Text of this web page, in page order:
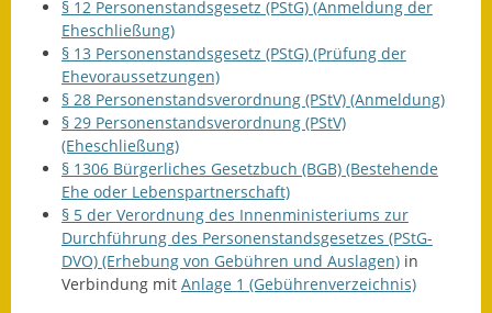
Flächennutzungsplan
Gerätehütten
Gutachterausschuss
Landessanierungsprogramm
§ 12 Personenstandsgesetz (PStG) (Anmeldung der
Eheschließung)
§ 13 Personenstandsgesetz (PStG) (Prüfung der
Ehevoraussetzungen)
§ 28 Personenstandsverordnung (PStV) (Anmeldung)
§ 29 Personenstandsverordnung (PStV)
(Eheschließung)
§ 1306 Bürgerliches Gesetzbuch (BGB) (Bestehende
Ehe oder Lebenspartnerschaft)
§ 5 der Verordnung des Innenministeriums zur
Durchführung des Personenstandsgesetzes (PStG-
DVO) (Erhebung von Gebühren und Auslagen)in
Verbindung mit Anlage 1 (Gebührenverzeichnis)